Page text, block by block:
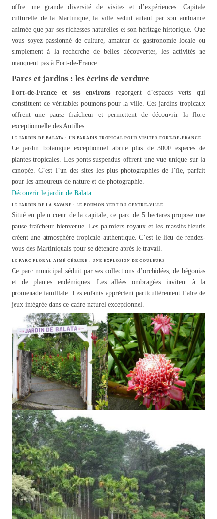
offre une grande diversité de visites et d’expériences. Capitale
culturelle de la Martinique, la ville séduit autant par son ambiance
animée que par ses richesses naturelles et son héritage historique. Que
vous soyez passionné de culture, amateur de gastronomie locale ou
simplement à la recherche de belles découvertes, les activités ne
manquent pas à Fort-de-France.
Parcs et jardins : les écrins de verdure
Fort-de-France et ses environs regorgent d’espaces verts qui
constituent de véritables poumons pour la ville. Ces jardins tropicaux
offrent une pause fraîcheur et permettent de découvrir la flore
exceptionnelle des Antilles.
LE JARDIN DE BALATA : UN PARADIS TROPICAL POUR VISITER FORT-DE-FRANCE
Ce jardin botanique exceptionnel abrite plus de 3000 espèces de
plantes tropicales. Les ponts suspendus offrent une vue unique sur la
canopée. C’est l’un des sites les plus photographiés de l’île, parfait
pour les amoureux de nature et de photographie.
Découvrir le jardin de Balata
LE JARDIN DE LA SAVANE : LE POUMON VERT DU CENTRE-VILLE
Situé en plein cœur de la capitale, ce parc de 5 hectares propose une
pause fraîcheur bienvenue. Les palmiers royaux et les massifs fleuris
créent une atmosphère tropicale authentique. C’est le lieu de rendez-
vous des Martiniquais pour se détendre après le travail.
LE PARC FLORAL AIMÉ CÉSAIRE : UNE EXPLOSION DE COULEURS
Ce parc municipal séduit par ses collections d’orchidées, de bégonias
et de plantes endémiques. Les allées ombragées invitent à la
promenade familiale. Les enfants apprécient particulièrement l’aire de
jeux intégrée dans ce cadre naturel exceptionnel.